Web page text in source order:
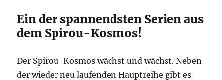
Ein der spannendsten Serien aus
dem Spirou-Kosmos!
Der Spirou-Kosmos wächst und wächst. Neben
der wieder neu laufenden Hauptreihe gibt es